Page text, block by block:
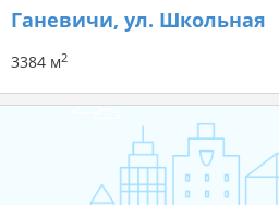
Ганевичи, ул. Школьная
3384 м2